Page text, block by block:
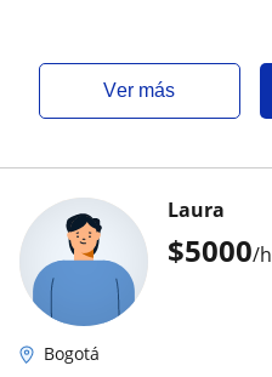
ver más
$5000/h
Laura
Bogotá